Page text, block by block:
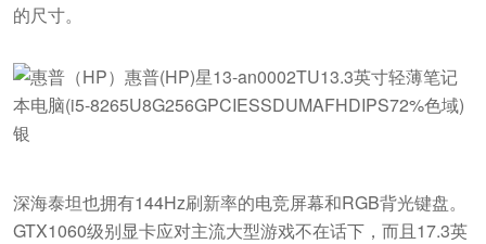
的尺寸。
深海泰坦也拥有144Hz刷新率的电竞屏幕和RGB背光键盘。
GTX1060级别显卡应对主流大型游戏不在话下，而且17.3英